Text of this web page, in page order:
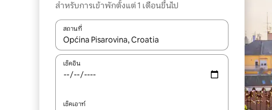
สำหรับการเข้าพักตั้งแต่ 1 เดือนขึ้นไป
สถานที่
ใช้ลูกศรขึ้นลง หรือใช้การสัมผัสหรือปัด เพื่อสำรวจผลการค้นหา
เช็คอิน
เช็คเอาท์